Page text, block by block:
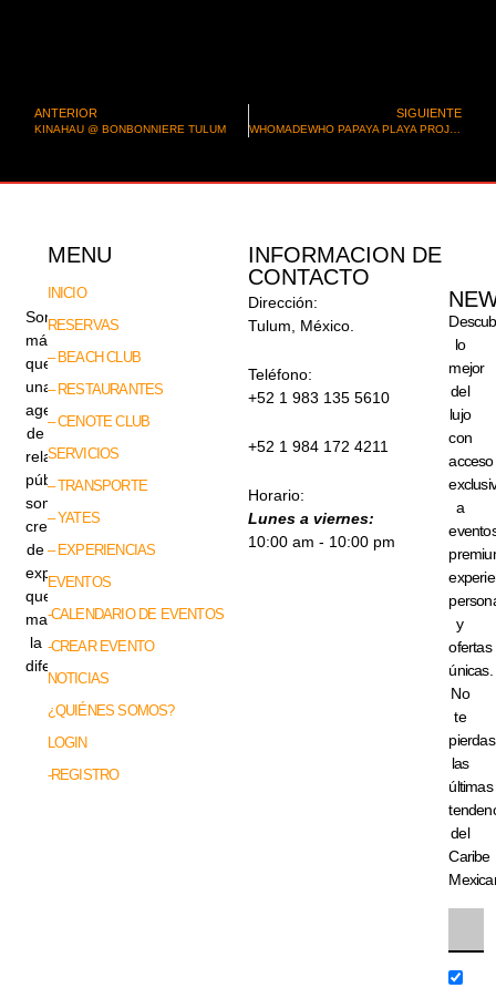
ANTERIOR
KINAHAU @ BONBONNIERE TULUM
SIGUIENTE
WHOMADEWHO PAPAYA PLAYA PROJECT
Somos
más
que
una
agencia
de
relaciones
públicas,
somos
creadores
de
experiencias
que
marcan
la
diferencia.
MENU
INICIO
RESERVAS
– BEACH CLUB
– RESTAURANTES
– CENOTE CLUB
SERVICIOS
– TRANSPORTE
– YATES
– EXPERIENCIAS
EVENTOS
-CALENDARIO DE EVENTOS
-CREAR EVENTO
NOTICIAS
¿QUIÉNES SOMOS?
LOGIN
-REGISTRO
INFORMACION DE
CONTACTO
Dirección:
Tulum, México.
Teléfono:
+52 1 983 135 5610
+52 1 984 172 4211
Horario:
Lunes a viernes:
10:00 am - 10:00 pm
lo
mejor
del
lujo
con
acceso
a
y
ofertas
únicas.
No
te
pierdas
las
últimas
del
Caribe